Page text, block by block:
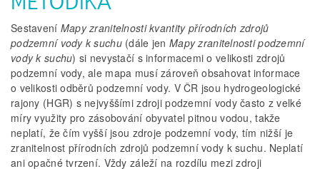
Sestavení Mapy zranitelnosti kvantity přírodních zdrojů
podzemní vody k suchu(dále jen Mapy zranitelnosti podzemní
vody k suchu) si nevystačí s informacemi o velikosti zdrojů
podzemní vody, ale mapa musí zároveň obsahovat informace
o velikosti odběrů podzemní vody. V ČR jsou hydrogeologické
rajony (HGR) s nejvyššími zdroji podzemní vody často z velké
míry využity pro zásobování obyvatel pitnou vodou, takže
neplatí, že čím vyšší jsou zdroje podzemní vody, tím nižší je
zranitelnost přírodních zdrojů podzemní vody k suchu. Neplatí
ani opačné tvrzení. Vždy záleží na rozdílu mezi zdroji